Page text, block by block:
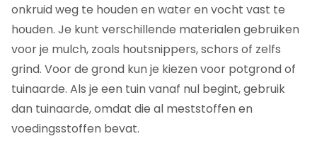
onkruid weg te houden en water en vocht vast te
houden. Je kunt verschillende materialen gebruiken
voor je mulch, zoals houtsnippers, schors of zelfs
grind. Voor de grond kun je kiezen voor potgrond of
tuinaarde. Als je een tuin vanaf nul begint, gebruik
dan tuinaarde, omdat die al meststoffen en
voedingsstoffen bevat.